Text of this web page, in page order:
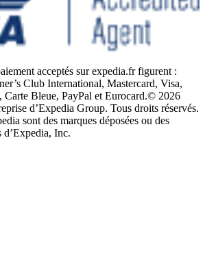
acceptés sur expedia.fr figurent :
Club International, Mastercard, Visa,
Bleue, PayPal et Eurocard.© 2026
d’Expedia Group. Tous droits réservés.
sont des marques déposées ou des
d’Expedia, Inc.